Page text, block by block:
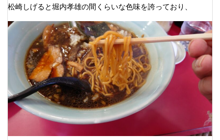
松崎しげると堀内孝雄の間くらいな色味を誇っており、